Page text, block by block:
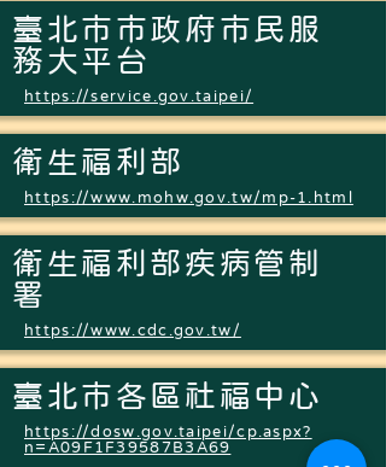
臺北市市政府市民服
務大平台
https://service.gov.taipei/
衛生福利部
https://www.mohw.gov.tw/mp-1.html
衛生福利部疾病管制
署
https://www.cdc.gov.tw/
臺北市各區社福中心
https://dosw.gov.taipei/cp.aspx?
n=A09F1F39587B3A69